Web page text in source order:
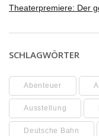
Theaterpremiere: Der
SCHLAGWÖRTER
Abenteuer
Ausstellung
Deutsche Bahn